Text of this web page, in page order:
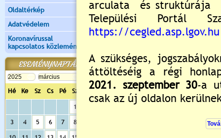
Oldaltérkép
Adatvédelem
Koronavírussal
kapcsolatos közlemények
ESEMÉNYNAPTÁR
Hé Ke Sz Cs Pé Sz Va
1
3 4 5 6 7 8
Értékelés: 5/2
Meghívó Képviselő-
2025.03.10. 15:51 Lejár
Cegléd
2700 Cegléd,